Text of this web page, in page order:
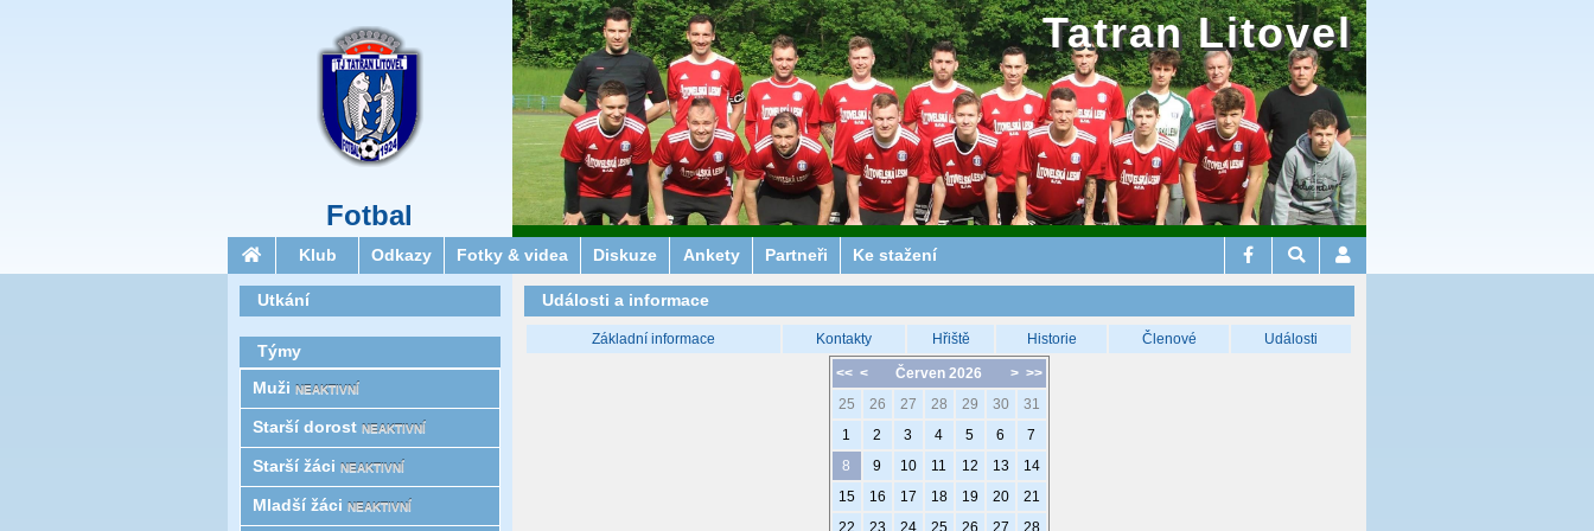
Fotbal
Tatran Litovel
Klub Odkazy Fotky & videa Diskuze Ankety Partneři Ke stažení
Události a informace
Základní informace Kontakty Hřiště Historie Členové Události
<< < > >>
Červen 2026
25
26 27 28 29 30
31
1
2 3 4 5 6
7
8
9 10 11 12 13
14
15
16 17 18 19 20
21
22
23 24 25 26 27
28
Utkání
Týmy
Muži NEAKTIVNÍ
Starší­ dorost NEAKTIVNÍ
Starší žáci NEAKTIVNÍ
Mladší žáci NEAKTIVNÍ